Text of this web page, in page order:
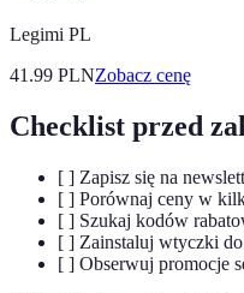
Legimi PL
41.99 PLNZobacz cenę
Checklist przed
[ ] Zapisz się na
[ ] Porównaj ceny w
[ ] Szukaj kodów
[ ] Zainstaluj wtyczki
[ ] Obserwuj promocje